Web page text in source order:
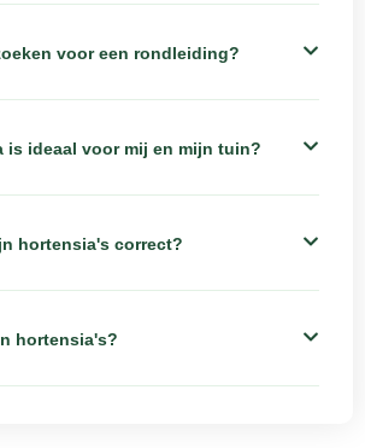
voor een rondleiding?
is ideaal voor mij en mijn tuin?
hortensia's correct?
hortensia's?